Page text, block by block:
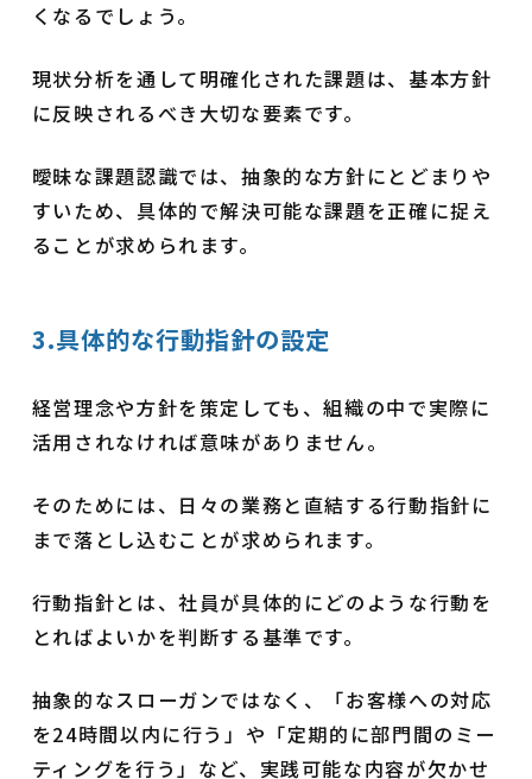
くなるでしょう。
現状分析を通して明確化された課題は、基本方針
に反映されるべき大切な要素です。
曖昧な課題認識では、抽象的な方針にとどまりや
すいため、具体的で解決可能な課題を正確に捉え
ることが求められます。
3.具体的な行動指針の設定
経営理念や方針を策定しても、組織の中で実際に
活用されなければ意味がありません。
そのためには、日々の業務と直結する行動指針に
まで落とし込むことが求められます。
行動指針とは、社員が具体的にどのような行動を
とればよいかを判断する基準です。
抽象的なスローガンではなく、「お客様への対応
を24時間以内に行う」や「定期的に部門間のミー
ティングを行う」など、実践可能な内容が欠かせ